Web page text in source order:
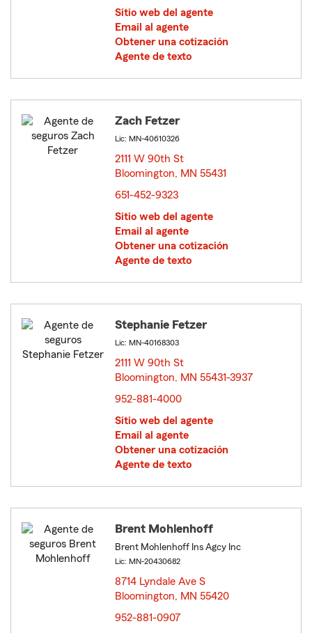
Sitio web del agente
Email al agente
Obtener una cotización
Agente de texto
Zach Fetzer
Lic: MN-40610326
2111 W 90th St
Bloomington, MN 55431
651-452-9323
Sitio web del agente
Email al agente
Obtener una cotización
Agente de texto
Stephanie Fetzer
Lic: MN-40168303
2111 W 90th St
Bloomington, MN 55431-3937
952-881-4000
Sitio web del agente
Email al agente
Obtener una cotización
Agente de texto
Brent Mohlenhoff
Brent Mohlenhoff Ins Agcy Inc
Lic: MN-20430682
8714 Lyndale Ave S
Bloomington, MN 55420
952-881-0907